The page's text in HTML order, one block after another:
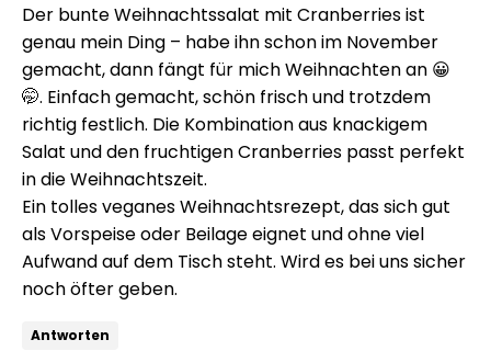
Der bunte Weihnachtssalat mit Cranberries ist
genau mein Ding – habe ihn schon im November
gemacht, dann fängt für mich Weihnachten an 😀
🤭. Einfach gemacht, schön frisch und trotzdem
richtig festlich. Die Kombination aus knackigem
Salat und den fruchtigen Cranberries passt perfekt
in die Weihnachtszeit.
Ein tolles veganes Weihnachtsrezept, das sich gut
als Vorspeise oder Beilage eignet und ohne viel
Aufwand auf dem Tisch steht. Wird es bei uns sicher
noch öfter geben.
Antworten